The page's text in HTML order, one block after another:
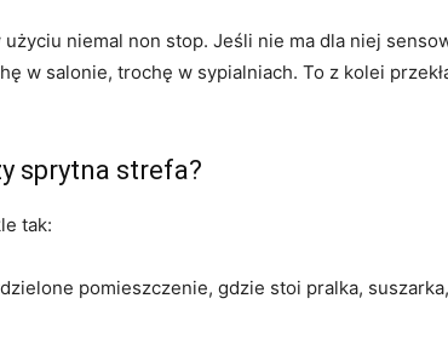
niemal non stop. Jeśli nie ma dla niej
w salonie, trochę w sypialniach. To z kolei
sprytna strefa?
tak:
pomieszczenie, gdzie stoi pralka,